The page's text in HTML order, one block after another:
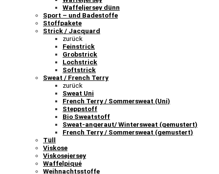
Waffeljersey dünn
Sport – und Badestoffe
Stoffpakete
Strick / Jacquard
zurück
Feinstrick
Grobstrick
Lochstrick
Softstrick
Sweat / French Terry
zurück
Sweat Uni
French Terry / Sommersweat (Uni)
Steppstoff
Bio Sweatstoff
Sweat-angeraut/ Wintersweat (gemustert)
French Terry / Sommersweat (gemustert)
Tüll
Viskose
Viskosejersey
Waffelpiqué
Weihnachtsstoffe